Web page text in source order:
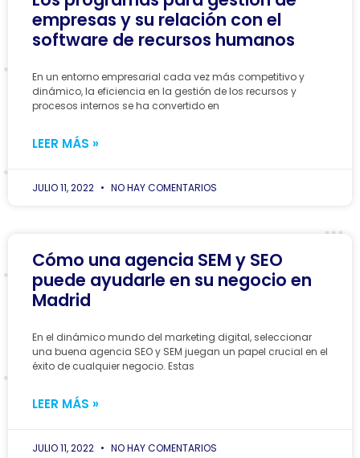
empresas y su relación con el
software de recursos humanos
En un entorno empresarial cada vez más competitivo y
dinámico, la eficiencia en la gestión de los recursos y
procesos internos se ha convertido en
LEER MÁS »
JULIO 11, 2022 NO HAY COMENTARIOS
Cómo una agencia SEM y SEO
puede ayudarle en su negocio en
Madrid
En el dinámico mundo del marketing digital, seleccionar
una buena agencia SEO y SEM juegan un papel crucial en el
éxito de cualquier negocio. Estas
LEER MÁS »
JULIO 11, 2022 NO HAY COMENTARIOS